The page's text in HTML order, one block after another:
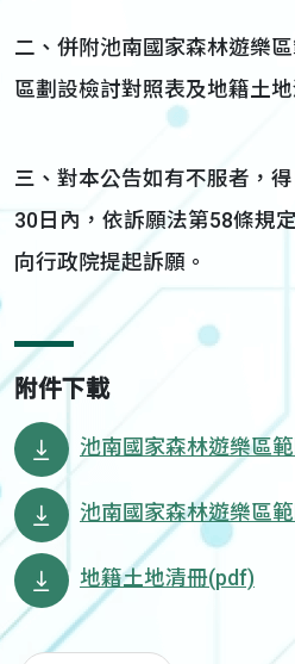
二、併附池南國家森林遊樂
區劃設檢討對照表及地籍土地
三、對本公告如有不服者，
30日內，依訴願法第58條規
向行政院提起訴願。
附件下載
池南國家森林遊樂區
池南國家森林遊樂區
地籍土地清冊(pdf)